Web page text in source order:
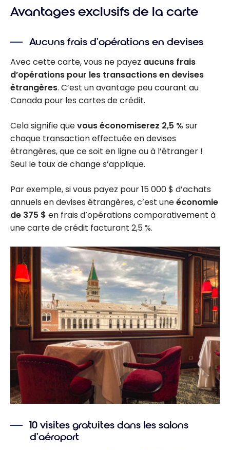
Avantages exclusifs de la carte
Aucuns frais d’opérations en devises
Avec cette carte, vous ne payez aucuns frais
d’opérations pour les transactions en devises
étrangères. C’est un avantage peu courant au
Canada pour les cartes de crédit.
Cela signifie quevous économiserez 2,5 % sur
chaque transaction effectuée en devises
étrangères, que ce soit en ligne ou à l’étranger !
Seul le taux de change s’applique.
Par exemple, si vous payez pour 15 000 $ d’achats
annuels en devises étrangères, c’est uneéconomie
de 375 $ en frais d’opérations comparativement à
une carte de crédit facturant 2,5 %.
10 visites gratuites dans les salons
d’aéroport